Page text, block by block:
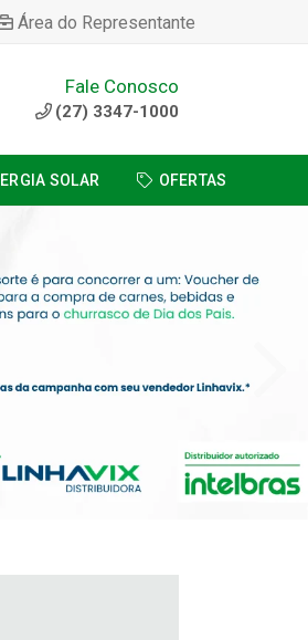
Área do Representante
Fale Conosco
(27) 3347-1000
SOLAR OFERTAS